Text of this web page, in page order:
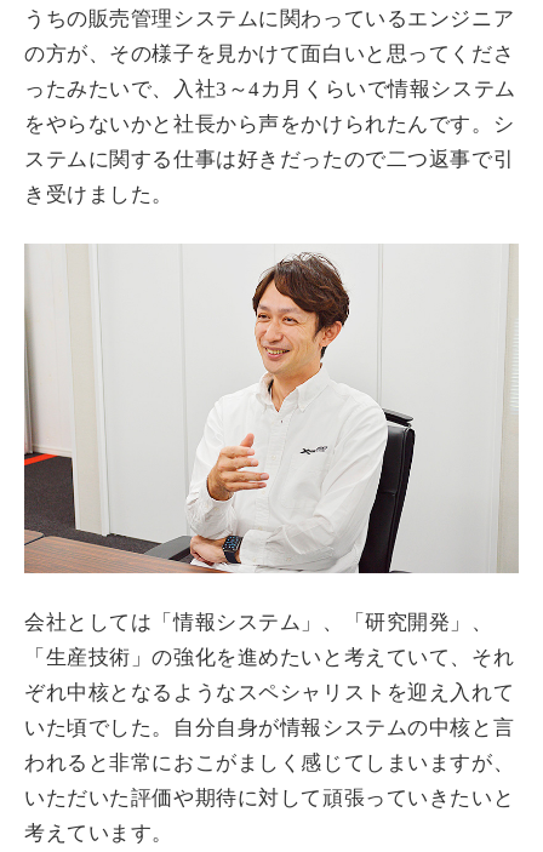
うちの販売管理システムに関わっているエンジニア
の方が、その様子を見かけて面白いと思ってくださ
ったみたいで、入社3～4カ月くらいで情報システム
をやらないかと社長から声をかけられたんです。シ
ステムに関する仕事は好きだったので二つ返事で引
き受けました。
会社としては「情報システム」、「研究開発」、
「生産技術」の強化を進めたいと考えていて、それ
ぞれ中核となるようなスペシャリストを迎え入れて
いた頃でした。自分自身が情報システムの中核と言
われると非常におこがましく感じてしまいますが、
いただいた評価や期待に対して頑張っていきたいと
考えています。